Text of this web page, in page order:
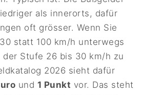
als innerorts, dafür
oft grösser. Wenn Sie
statt 100 km/h unterwegs
der Stufe 26 bis 30 km/h zu
2026 sieht dafür
und 1 Punkt vor. Das steht